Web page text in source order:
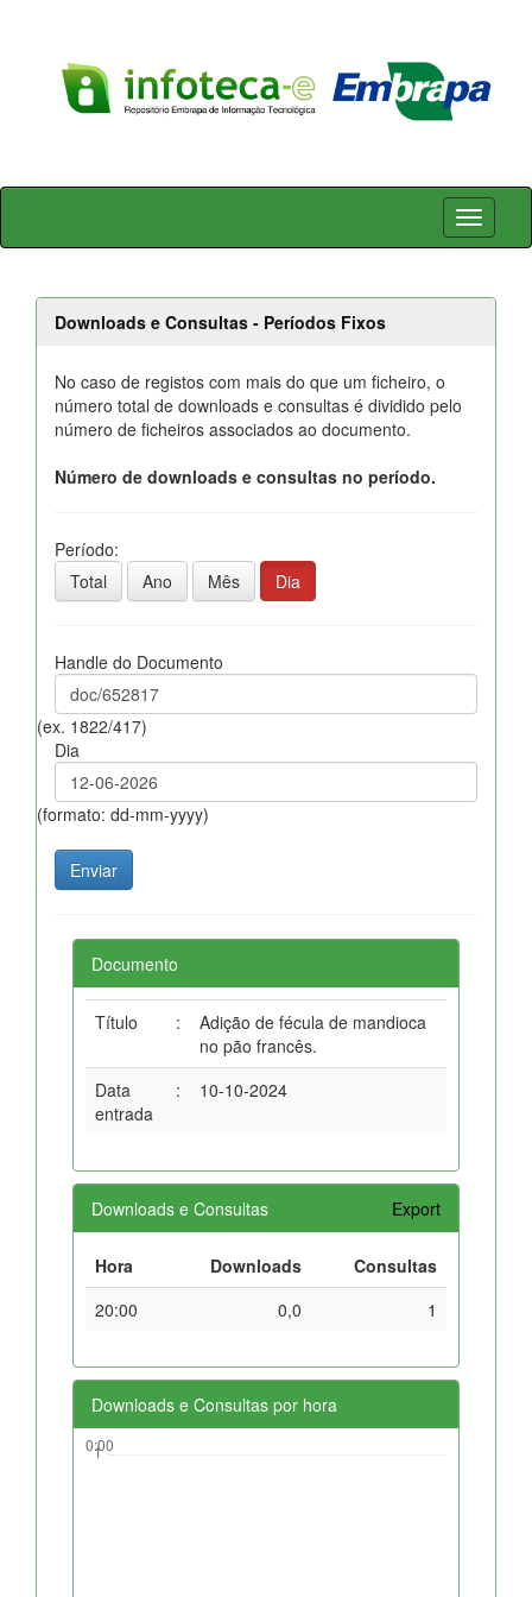
Skip
Downloads e Consultas - Períodos Fixos
No caso de registos com mais do que um ficheiro, o
número total de downloads e consultas é dividido pelo
número de ficheiros associados ao documento.
Número de downloads e consultas no período.
Período:
Total
Ano Mês Dia
Handle do Documento
(ex. 1822/417)
Dia
(formato: dd-mm-yyyy)
Documento
Título :
Adição de fécula de mandioca
no pão francês.
Data
entrada
: 10-10-2024
Downloads e Consultas Export
Hora Downloads
Consultas
20:00
0,0 1
Downloads e Consultas por hora